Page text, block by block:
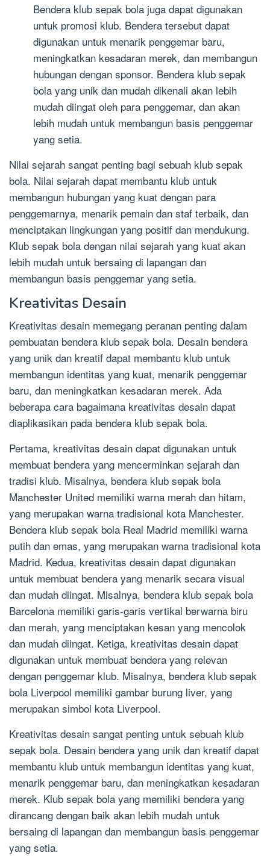
Bendera klub sepak bola juga dapat digunakan
untuk promosi klub. Bendera tersebut dapat
digunakan untuk menarik penggemar baru,
meningkatkan kesadaran merek, dan membangun
hubungan dengan sponsor. Bendera klub sepak
bola yang unik dan mudah dikenali akan lebih
mudah diingat oleh para penggemar, dan akan
lebih mudah untuk membangun basis penggemar
yang setia.
Nilai sejarah sangat penting bagi sebuah klub sepak
bola. Nilai sejarah dapat membantu klub untuk
membangun hubungan yang kuat dengan para
penggemarnya, menarik pemain dan staf terbaik, dan
menciptakan lingkungan yang positif dan mendukung.
Klub sepak bola dengan nilai sejarah yang kuat akan
lebih mudah untuk bersaing di lapangan dan
membangun basis penggemar yang setia.
Kreativitas Desain
Kreativitas desain memegang peranan penting dalam
pembuatan bendera klub sepak bola. Desain bendera
yang unik dan kreatif dapat membantu klub untuk
membangun identitas yang kuat, menarik penggemar
baru, dan meningkatkan kesadaran merek. Ada
beberapa cara bagaimana kreativitas desain dapat
diaplikasikan pada bendera klub sepak bola.
Pertama, kreativitas desain dapat digunakan untuk
membuat bendera yang mencerminkan sejarah dan
tradisi klub. Misalnya, bendera klub sepak bola
Manchester United memiliki warna merah dan hitam,
yang merupakan warna tradisional kota Manchester.
Bendera klub sepak bola Real Madrid memiliki warna
putih dan emas, yang merupakan warna tradisional kota
Madrid. Kedua, kreativitas desain dapat digunakan
untuk membuat bendera yang menarik secara visual
dan mudah diingat. Misalnya, bendera klub sepak bola
Barcelona memiliki garis-garis vertikal berwarna biru
dan merah, yang menciptakan kesan yang mencolok
dan mudah diingat. Ketiga, kreativitas desain dapat
digunakan untuk membuat bendera yang relevan
dengan penggemar klub. Misalnya, bendera klub sepak
bola Liverpool memiliki gambar burung liver, yang
merupakan simbol kota Liverpool.
Kreativitas desain sangat penting untuk sebuah klub
sepak bola. Desain bendera yang unik dan kreatif dapat
membantu klub untuk membangun identitas yang kuat,
menarik penggemar baru, dan meningkatkan kesadaran
merek. Klub sepak bola yang memiliki bendera yang
dirancang dengan baik akan lebih mudah untuk
bersaing di lapangan dan membangun basis penggemar
yang setia.